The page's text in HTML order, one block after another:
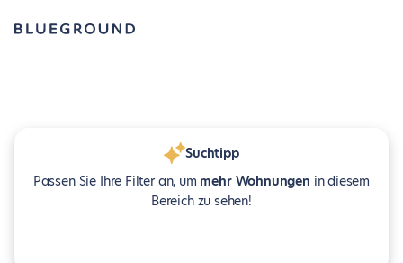
Suchtipp
Passen Sie Ihre Filter an, um mehr Wohnungen in diesem
Bereich zu sehen!